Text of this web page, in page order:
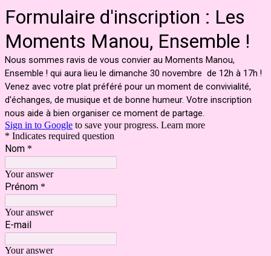
Formulaire d'inscription : Les
Moments Manou, Ensemble !
Nous sommes ravis de vous convier au Moments Manou,
Ensemble ! qui aura lieu le dimanche 30 novembre de 12h à 17h !
Venez avec votre plat préféré pour un moment de convivialité,
d'échanges, de musique et de bonne humeur. Votre inscription
nous aide à bien organiser ce moment de partage.
Sign in to Google to save your progress. Learn more
* Indicates required question
Nom *
Your answer
Prénom *
Your answer
E-mail
Your answer